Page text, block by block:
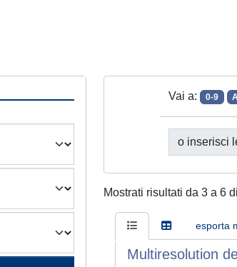
Vai a: 0-9
o inserisci
Mostrati risultati da 3 a 6
esporta
Multiresolution